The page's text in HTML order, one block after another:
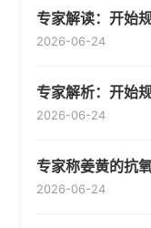
专家解读：开始
2026-06-24
专家解析：开始
2026-06-24
专家称姜黄的抗
2026-06-24